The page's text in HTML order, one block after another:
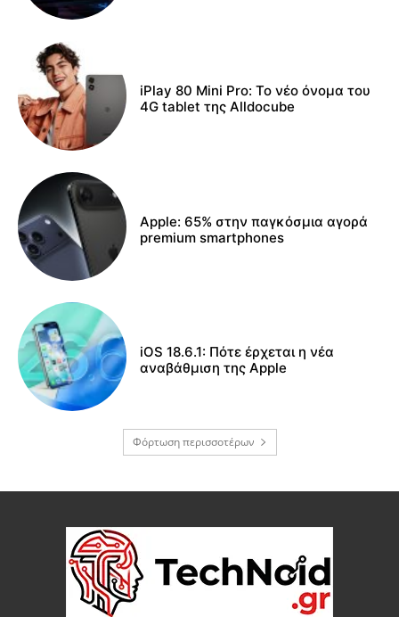
iPlay 80 Mini Pro: Το νέο όνομα του
4G tablet της Alldocube
Apple: 65% στην παγκόσμια αγορά
premium smartphones
iOS 18.6.1: Πότε έρχεται η νέα
αναβάθμιση της Apple
Φόρτωση περισσοτέρων